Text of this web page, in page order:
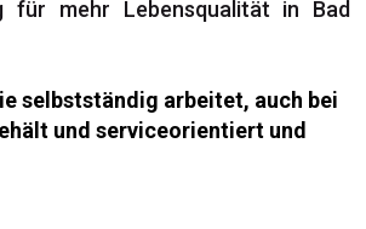
für mehr Lebensqualität in Bad
selbstständig arbeitet, auch bei
und serviceorientiert und